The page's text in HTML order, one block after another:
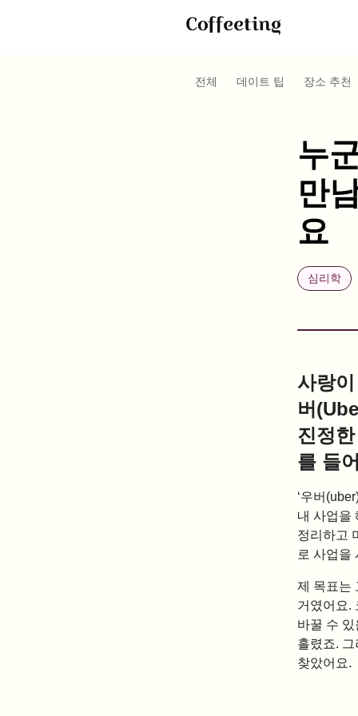
전체 데이트 팁 장소 추천
누
만
요
심리학
사랑
버
진정
를 들
‘우버
내 사업을
정리하고
로 사업을
제 목표는
거였어요.
바꿀 수
흘렸죠.
찾았어요.